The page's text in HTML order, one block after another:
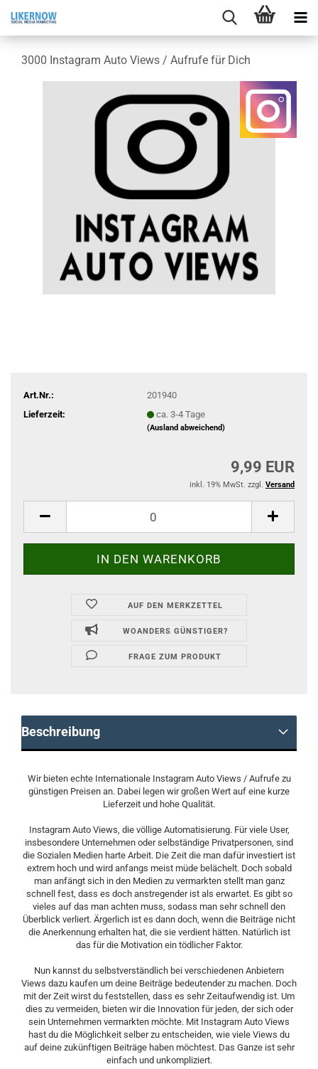
3000 In­sta­gram Auto Views / Auf­ru­fe für Dich
Art.Nr.:
201940
Lieferzeit:
ca. 3-4 Tage
(Ausland abweichend)
9,99 EUR
inkl. 19% MwSt. zzgl. Versand
AUF DEN MERKZETTEL
WOANDERS GÜNSTIGER?
FRAGE ZUM PRODUKT
Beschreibung
Wir bieten echte Internationale Instagram Auto Views / Aufrufe zu
günstigen Preisen an. Dabei legen wir großen Wert auf eine kurze
Lieferzeit und hohe Qualität.
Instagram Auto Views, die völlige Automatisierung. Für viele User,
insbesondere Unternehmen oder selbständige Privatpersonen, sind
die Sozialen Medien harte Arbeit. Die Zeit die man dafür investiert ist
extrem hoch und wird anfangs meist müde belächelt. Doch sobald
man anfängt sich in den Medien zu vermarkten stellt man ganz
schnell fest, dass es doch anstregender ist als erwartet. Es gibt so
vieles auf das man achten muss, sodass man sehr schnell den
Überblick verliert. Ärgerlich ist es dann doch, wenn die Beiträge nicht
die Anerkennung erhalten hat, die sie verdient hätten. Natürlich ist
das für die Motivation ein tödlicher Faktor.
Nun kannst du selbstverständlich bei verschiedenen Anbietern
Views dazu kaufen um deine Beiträge bedeutender zu machen. Doch
mit der Zeit wirst du feststellen, dass es sehr Zeitaufwendig ist. Um
dies zu vermeiden, bieten wir die Innovation für jeden, der sich oder
sein Unternehmen vermarkten möchte. Mit Instagram Auto Views
hast du die Möglichkeit selber zu entscheiden, wie viele Views du
auf deine zukünftigen Beiträge haben möchtest. Das Ganze ist sehr
einfach und unkompliziert.